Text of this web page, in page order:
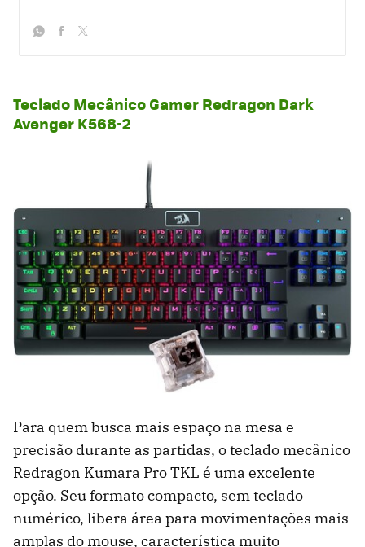
Teclado Mecânico Gamer Redragon Dark
Avenger K568-2
Para quem busca mais espaço na mesa e
precisão durante as partidas, o teclado mecânico
Redragon Kumara Pro TKL é uma excelente
opção. Seu formato compacto, sem teclado
numérico, libera área para movimentações mais
amplas do mouse, característica muito